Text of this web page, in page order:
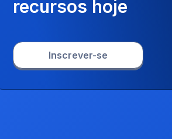
recursos hoje
Inscrever-se